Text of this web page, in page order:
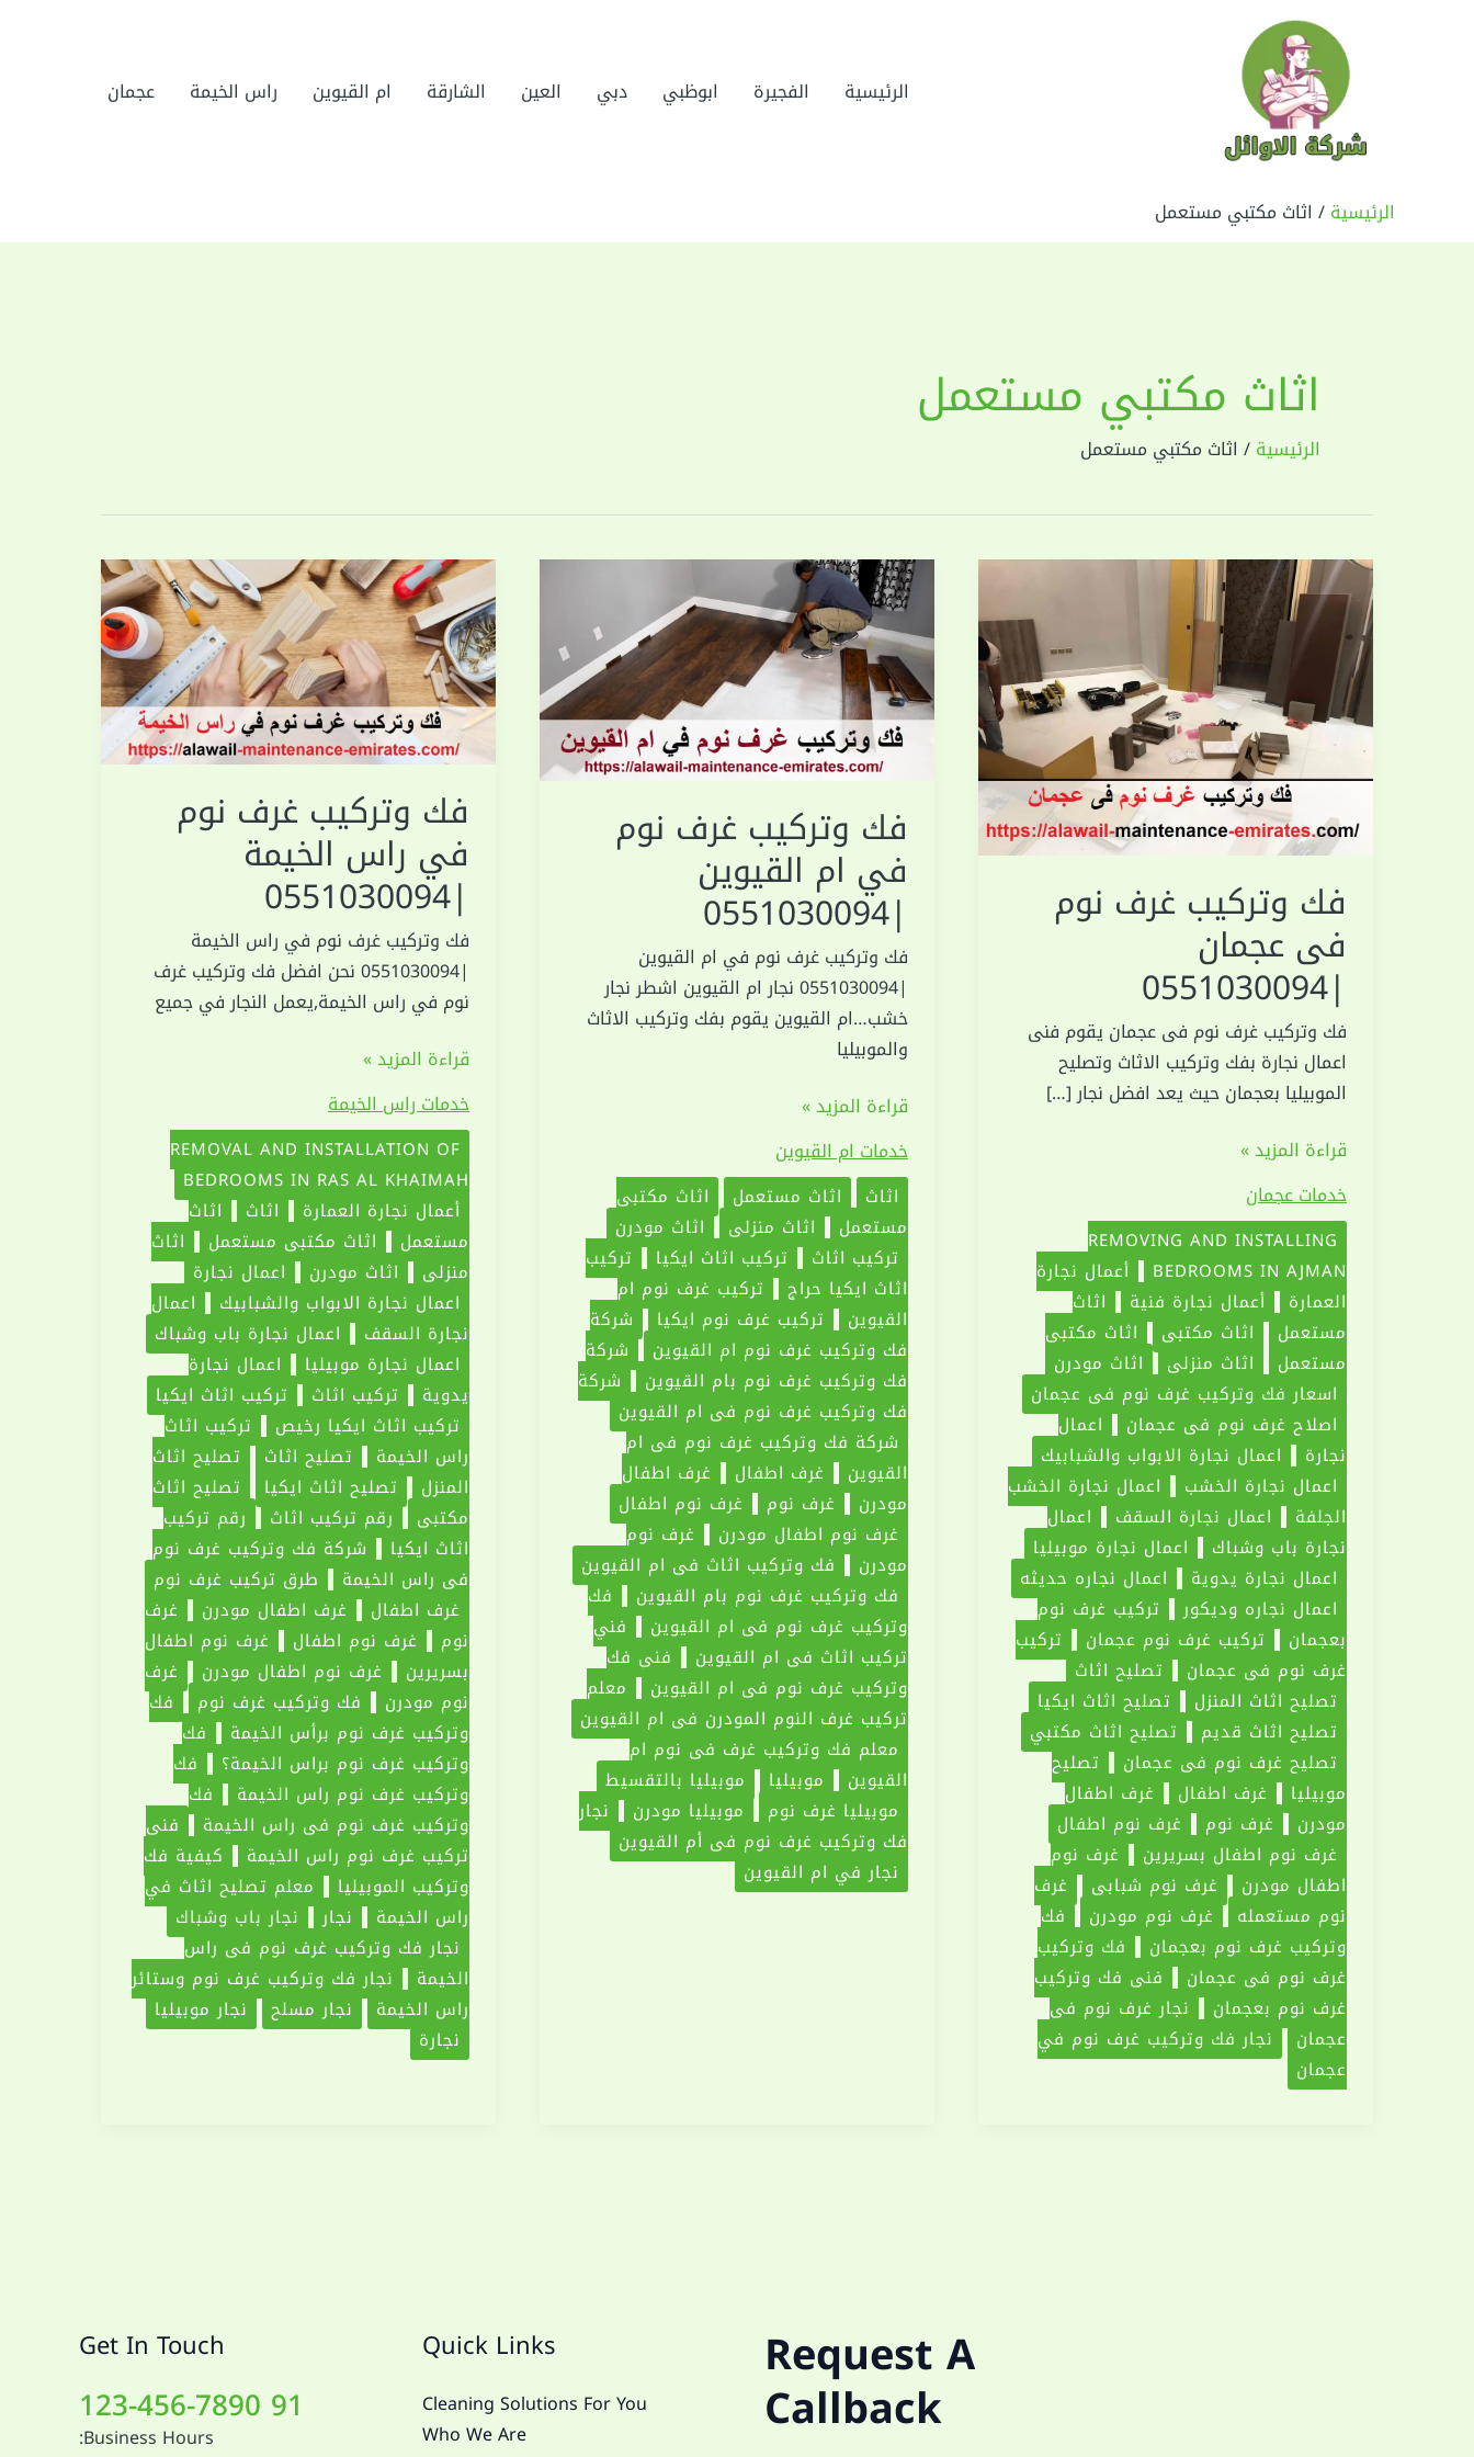
الرئيسية الفجيرة ابوظبي دبي العين الشارقة ام القيوين راس الخيمة عجمان
الرئيسية اثاث مكتبي مستعمل
اثاث مكتبي مستعمل
الرئيسية اثاث مكتبي مستعمل
فك وتركيب غرف نوم
فى عجمان
|0551030094
فك وتركيب غرف نوم فى عجمان يقوم فنى
اعمال نجارة بفك وتركيب الاثاث وتصليح
الموبيليا بعجمان حيث يعد افضل نجار […]
فك
وتركيب
غرف
نوم
فى
عجمان
|0551030094
قراءة المزيد »
خدمات عجمان
REMOVING AND INSTALLING
BEDROOMS IN AJMAN
أعمال نجارة
العمارة
أعمال نجارة فنية
اثاث
مستعمل
اثاث مكتبي
اثاث مكتبي
مستعمل
اثاث منزلي
اثاث مودرن
اسعار فك وتركيب غرف نوم في عجمان
اصلاح غرف نوم فى عجمان
اعمال
نجارة
اعمال نجارة الابواب والشبابيك
اعمال نجارة الخشب
اعمال نجارة الخشب
الجلفة
اعمال نجارة السقف
اعمال
نجارة باب وشباك
اعمال نجارة موبيليا
اعمال نجارة يدوية
اعمال نجاره حديثه
اعمال نجاره وديكور
تركيب غرف نوم
بعجمان
تركيب غرف نوم عجمان
تركيب
غرف نوم فى عجمان
تصليح اثاث
تصليح اثاث المنزل
تصليح اثاث ايكيا
تصليح اثاث قديم
تصليح اثاث مكتبي
تصليح غرف نوم فى عجمان
تصليح
موبيليا
غرف اطفال
غرف اطفال
مودرن
غرف نوم
غرف نوم اطفال
غرف نوم اطفال بسريرين
غرف نوم
اطفال مودرن
غرف نوم شبابي
غرف
نوم مستعمله
غرف نوم مودرن
فك
وتركيب غرف نوم بعجمان
فك وتركيب
غرف نوم في عجمان
فني فك وتركيب
غرف نوم بعجمان
نجار غرف نوم فى
عجمان
نجار فك وتركيب غرف نوم في
عجمان
فك وتركيب غرف نوم
في ام القيوين
|0551030094
فك وتركيب غرف نوم في ام القيوين
|0551030094 نجار ام القيوين اشطر نجار
خشب…ام القيوين يقوم بفك وتركيب الاثاث
والموبيليا
فك
وتركيب
غرف
نوم
في
ام
القيوين
|0551030094
قراءة المزيد »
خدمات ام القيوين
اثاث اثاث مستعمل
اثاث مكتبي
مستعمل
اثاث منزلي
اثاث مودرن
تركيب اثاث
تركيب اثاث ايكيا
تركيب
اثاث ايكيا حراج
تركيب غرف نوم ام
القيوين
تركيب غرف نوم ايكيا
شركة
فك وتركيب غرف نوم ام القيوين
شركة
فك وتركيب غرف نوم بام القيوين
شركة
فك وتركيب غرف نوم فى ام القيوين
شركة فك وتركيب غرف نوم في ام
القيوين
غرف اطفال
غرف اطفال
مودرن
غرف نوم
غرف نوم اطفال
غرف نوم اطفال مودرن
غرف نوم
مودرن
فك وتركيب اثاث فى ام القيوين
فك وتركيب غرف نوم بام القيوين
فك
وتركيب غرف نوم فى ام القيوين
فني
تركيب اثاث في ام القيوين
فني فك
وتركيب غرف نوم في ام القيوين
معلم
تركيب غرف النوم المودرن في ام القيوين
معلم فك وتركيب غرف في نوم ام
القيوين
موبيليا
موبيليا بالتقسيط
موبيليا غرف نوم
موبيليا مودرن
نجار
فك وتركيب غرف نوم فى أم القيوين
نجار في ام القيوين
فك وتركيب غرف نوم
في راس الخيمة
|0551030094
فك وتركيب غرف نوم في راس الخيمة
|0551030094 نحن افضل فك وتركيب غرف
نوم في راس الخيمة,يعمل النجار في جميع
فك
وتركيب
غرف
نوم
في
راس
الخيمة
|0551030094
قراءة المزيد »
خدمات راس الخيمة
REMOVAL AND INSTALLATION OF
BEDROOMS IN RAS AL KHAIMAH
أعمال نجارة العمارة
اثاث
اثاث
مستعمل
اثاث مكتبي مستعمل
اثاث
منزلي
اثاث مودرن
اعمال نجارة
اعمال نجارة الابواب والشبابيك
اعمال
نجارة السقف
اعمال نجارة باب وشباك
اعمال نجارة موبيليا
اعمال نجارة
يدوية
تركيب اثاث
تركيب اثاث ايكيا
تركيب اثاث ايكيا رخيص
تركيب اثاث
راس الخيمة
تصليح اثاث
تصليح اثاث
المنزل
تصليح اثاث ايكيا
تصليح اثاث
مكتبي
رقم تركيب اثاث
رقم تركيب
اثاث ايكيا
شركة فك وتركيب غرف نوم
في راس الخيمة
طرق تركيب غرف نوم
غرف اطفال
غرف اطفال مودرن
غرف
نوم
غرف نوم اطفال
غرف نوم اطفال
بسريرين
غرف نوم اطفال مودرن
غرف
نوم مودرن
فك وتركيب غرف نوم
فك
وتركيب غرف نوم برأس الخيمة
فك
وتركيب غرف نوم براس الخيمة؟
فك
وتركيب غرف نوم راس الخيمة
فك
وتركيب غرف نوم في راس الخيمة
فني
تركيب غرف نوم راس الخيمة
كيفية فك
وتركيب الموبيليا
معلم تصليح اثاث في
راس الخيمة
نجار
نجار باب وشباك
نجار فك وتركيب غرف نوم في راس
الخيمة
نجار فك وتركيب غرف نوم وستائر
راس الخيمة
نجار مسلح
نجار موبيليا
نجارة
Request A
Callback
Quick Links
Cleaning Solutions For You
Who We Are
Get In Touch
91 123-456-7890
Business Hours: